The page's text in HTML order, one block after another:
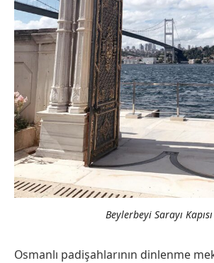
Beylerbeyi Sarayı Kapısı
Osmanlı padişahlarının dinlenme